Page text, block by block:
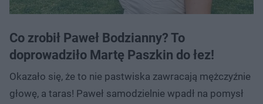
Co zrobił Paweł Bodzianny? To
doprowadziło Martę Paszkin do łez!
Okazało się, że to nie pastwiska zawracają mężczyźnie
głowę, a taras! Paweł samodzielnie wpadł na pomysł